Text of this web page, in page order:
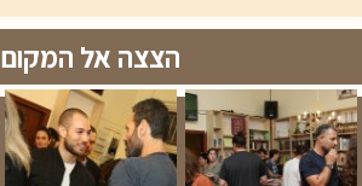
הצצה אל המקום